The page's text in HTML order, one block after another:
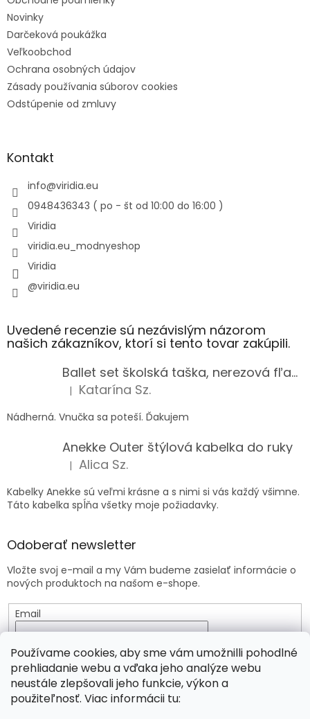
Používame cookies, aby sme vám umožnilli pohodlné
prehliadanie webu a vďaka jeho analýze webu
neustále zlepšovali jeho funkcie, výkon a
použiteľnosť. Viac informácii tu:
Novinky
Darčeková poukážka
Veľkoobchod
Ochrana osobných údajov
Zásady používania súborov cookies
Odstúpenie od zmluvy
Kontakt
info@viridia.eu
0948436343 ( po - št od 10:00 do 16:00 )
Viridia
viridia.eu_modnyeshop
Viridia
@viridia.eu
Uvedené recenzie sú nezávislým názorom
našich zákazníkov, ktorí si tento tovar zakúpili.
Ballet set školská taška, nerezová fľaša a plný peračník s motívom baletky pre dievča
Hodnotenie produktu je 5 z 5 hviezdičiek.
| Katarína Sz.
Nádherná. Vnučka sa poteší. Ďakujem
Anekke Outer štýlová kabelka do ruky
Hodnotenie produktu je 5 z 5 hviezdičiek.
| Alica Sz.
Kabelky Anekke sú veľmi krásne a s nimi si vás každý všimne.
Táto kabelka spĺňa všetky moje požiadavky.
Odoberať newsletter
Vložte svoj e-mail a my Vám budeme zasielať informácie o
nových produktoch na našom e-shope.
Email
osobných údajov
PRIHLÁSIŤ SA